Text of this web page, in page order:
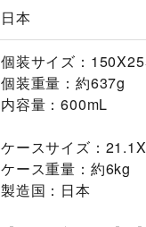
日本
個装サイズ：
個装重量：約637g
内容量：600mL
ケースサイズ：
ケース重量：約6kg
製造国：日本